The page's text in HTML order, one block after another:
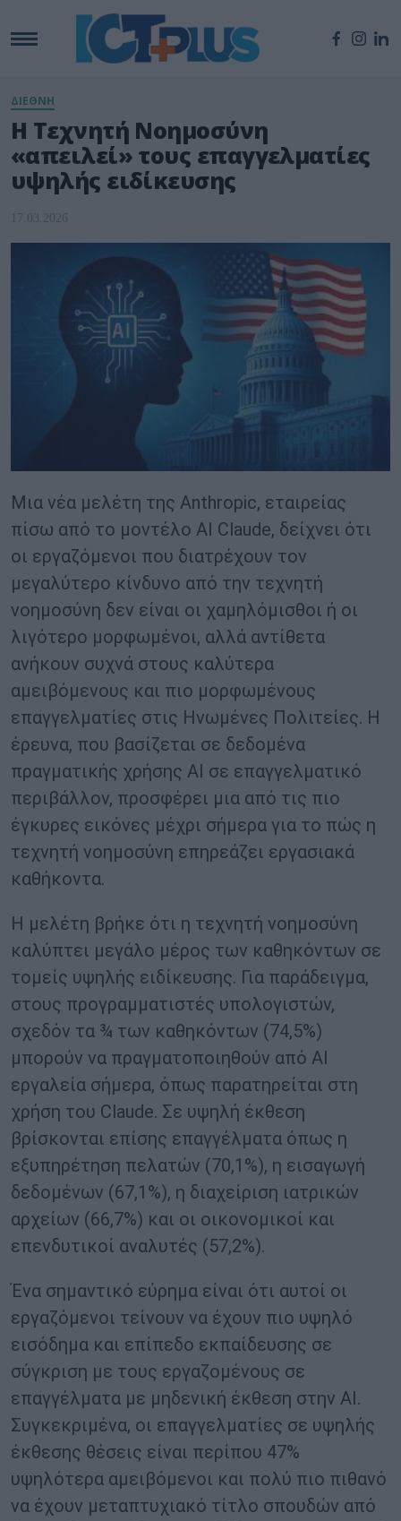
ΔΙΕΘΝΗ
Η Τεχνητή Νοημοσύνη
«απειλεί» τους επαγγελματίες
υψηλής ειδίκευσης
17.03.2026
Μια νέα μελέτη της Anthropic, εταιρείας
πίσω από το μοντέλο AI Claude, δείχνει ότι
οι εργαζόμενοι που διατρέχουν τον
μεγαλύτερο κίνδυνο από την τεχνητή
νοημοσύνη δεν είναι οι χαμηλόμισθοι ή οι
λιγότερο μορφωμένοι, αλλά αντίθετα
ανήκουν συχνά στους καλύτερα
αμειβόμενους και πιο μορφωμένους
επαγγελματίες στις Ηνωμένες Πολιτείες. Η
έρευνα, που βασίζεται σε δεδομένα
πραγματικής χρήσης AI σε επαγγελματικό
περιβάλλον, προσφέρει μια από τις πιο
έγκυρες εικόνες μέχρι σήμερα για το πώς η
τεχνητή νοημοσύνη επηρεάζει εργασιακά
καθήκοντα.
Η μελέτη βρήκε ότι η τεχνητή νοημοσύνη
καλύπτει μεγάλο μέρος των καθηκόντων σε
τομείς υψηλής ειδίκευσης. Για παράδειγμα,
στους προγραμματιστές υπολογιστών,
σχεδόν τα ¾ των καθηκόντων (74,5%)
μπορούν να πραγματοποιηθούν από AI
εργαλεία σήμερα, όπως παρατηρείται στη
χρήση του Claude. Σε υψηλή έκθεση
βρίσκονται επίσης επαγγέλματα όπως η
εξυπηρέτηση πελατών (70,1%), η εισαγωγή
δεδομένων (67,1%), η διαχείριση ιατρικών
αρχείων (66,7%) και οι οικονομικοί και
επενδυτικοί αναλυτές (57,2%).
Ένα σημαντικό εύρημα είναι ότι αυτοί οι
εργαζόμενοι τείνουν να έχουν πιο υψηλό
εισόδημα και επίπεδο εκπαίδευσης σε
σύγκριση με τους εργαζομένους σε
επαγγέλματα με μηδενική έκθεση στην AI.
Συγκεκριμένα, οι επαγγελματίες σε υψηλής
έκθεσης θέσεις είναι περίπου 47%
υψηλότερα αμειβόμενοι και πολύ πιο πιθανό
να έχουν μεταπτυχιακό τίτλο σπουδών από